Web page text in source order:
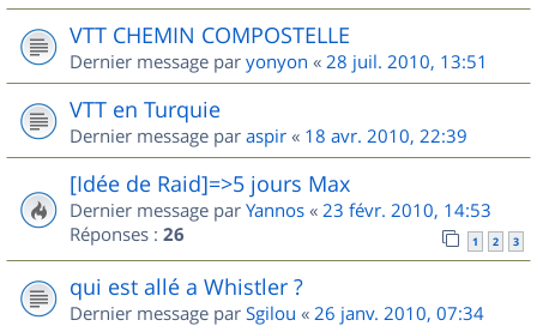
VTT CHEMIN COMPOSTELLE
Dernier message par yonyon « 28 juil. 2010, 13:51
VTT en Turquie
Dernier message par aspir « 18 avr. 2010, 22:39
[Idée de Raid]=>5 jours Max
Dernier message par Yannos « 23 févr. 2010, 14:53
Réponses : 26 1 2 3
qui est allé a Whistler ?
Dernier message par Sgilou « 26 janv. 2010, 07:34